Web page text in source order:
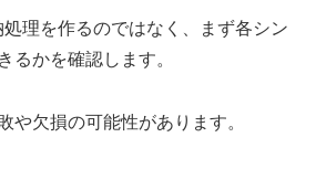
理を作るのではなく、まず各シン
るかを確認します。
や欠損の可能性があります。